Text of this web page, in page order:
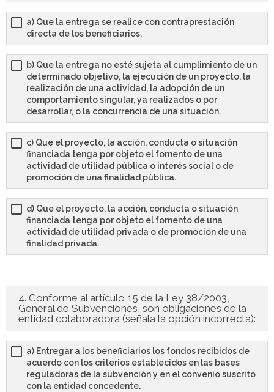
a) Que la entrega se realice con contraprestación
directa de los beneficiarios.
b) Que la entrega no esté sujeta al cumplimiento de un
determinado objetivo, la ejecución de un proyecto, la
realización de una actividad, la adopción de un
comportamiento singular, ya realizados o por
desarrollar, o la concurrencia de una situación.
c) Que el proyecto, la acción, conducta o situación
financiada tenga por objeto el fomento de una
actividad de utilidad pública o interés social o de
promoción de una finalidad pública.
d) Que el proyecto, la acción, conducta o situación
financiada tenga por objeto el fomento de una
actividad de utilidad privada o de promoción de una
finalidad privada.
4. Conforme al artículo 15 de la Ley 38/2003,
General de Subvenciones, son obligaciones de la
entidad colaboradora (señala la opción incorrecta):
a) Entregar a los beneficiarios los fondos recibidos de
acuerdo con los criterios establecidos en las bases
reguladoras de la subvención y en el convenio suscrito
con la entidad concedente.